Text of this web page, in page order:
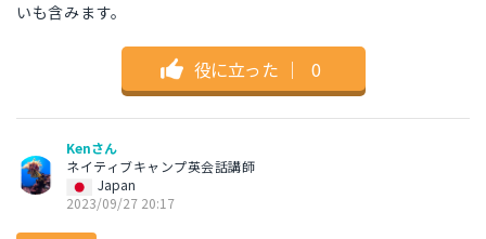
いも含みます。
役に立った ｜ 0
Kenさん
ネイティブキャンプ英会話講師
Japan
2023/09/27 20:17